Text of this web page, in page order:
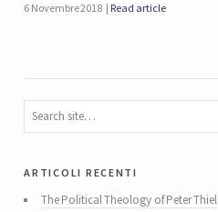
6 Novembre 2018 Read article
articoli recenti
The Political Theology of Peter Thiel